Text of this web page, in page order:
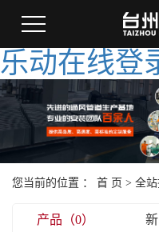
乐动在线登
您当前的位置 ： 首 页 > 全
产品（0） 新